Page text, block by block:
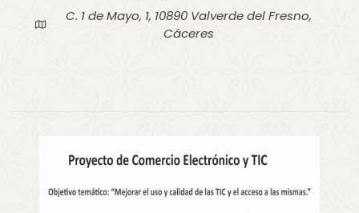
C. 1 de Mayo, 1, 10890 Valverde del Fresno,
Cáceres